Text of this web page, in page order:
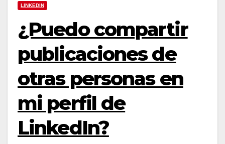
LINKEDIN
¿Puedo compartir
publicaciones de
otras personas en
mi perfil de
LinkedIn?